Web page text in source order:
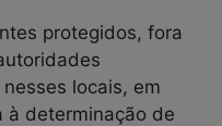
protegidos, fora
locais, em
à determinação de